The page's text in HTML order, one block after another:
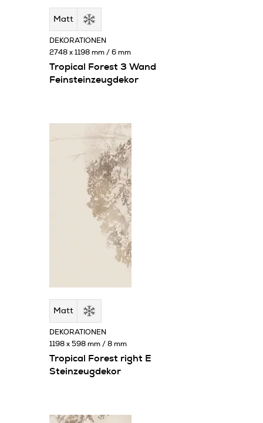
Matt
Tropical Forest 3 Wand
Feinsteinzeugdekor
DEKORATIONEN
2748 x 1198 mm / 6 mm
Matt
Tropical Forest right E
Steinzeugdekor
DEKORATIONEN
1198 x 598 mm / 8 mm